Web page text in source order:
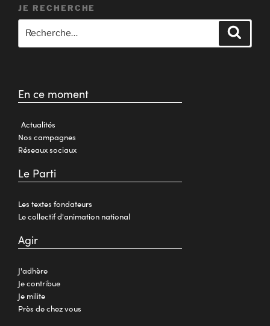
JE RECHERCHE
En ce moment
Actualités
Nos campagnes
Réseaux sociaux
Le Parti
Les textes fondateurs
Le collectif d'animation national
Agir
J'adhère
Je contribue
Je milite
Près de chez vous